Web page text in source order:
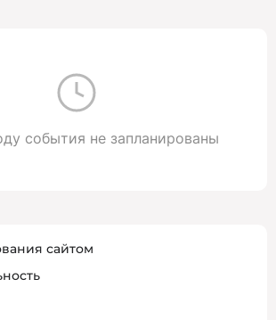
события не запланированы
сайтом